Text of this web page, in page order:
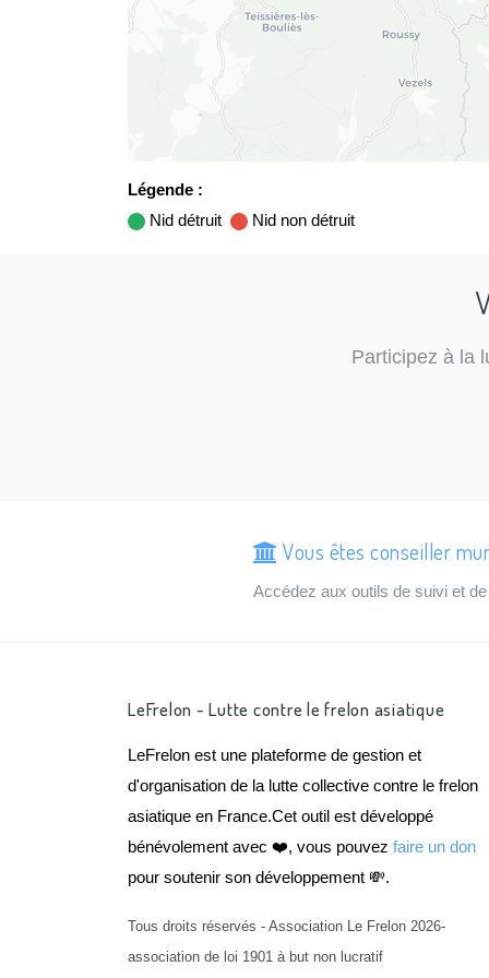
Légende :
Nid détruit
Nid non détruit
Participez à la
Vous êtes conseiller
Accédez aux outils de suivi et
LeFrelon - Lutte contre le frelon asiatique
LeFrelon est une plateforme de gestion et
d'organisation de la lutte collective contre le frelon
asiatique en France.Cet outil est développé
bénévolement avec ❤️, vous pouvez faire un don
pour soutenir son développement 💸.
Tous droits réservés - Association Le Frelon 2026-
association de loi 1901 à but non lucratif